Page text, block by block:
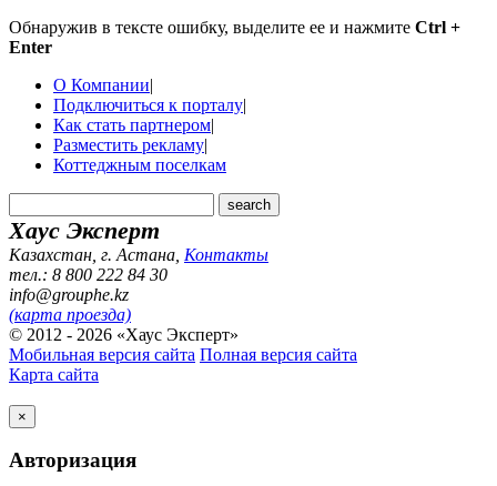
Обнаружив в тексте ошибку, выделите ее и нажмите Ctrl +
Enter
О Компании|
Подключиться к порталу|
Как стать партнером|
Разместить рекламу|
Коттеджным поселкам
Хаус Эксперт
Казахстан, г. Астана Контакты
тел.: 8 800 222 84 30
info@grouphe.kz
(карта проезда)
© 2012 - 2026 «Хаус Эксперт»
Мобильная версия сайта Полная версия сайта
Карта сайта
×
Авторизация